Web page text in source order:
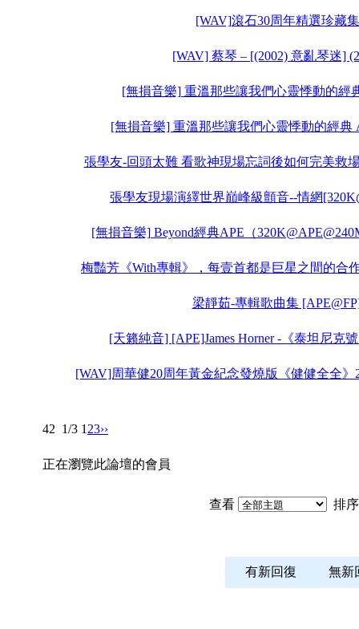
[WAV]滾石30周年精選珍藏集
[WAV] 蔡琴 – [(2002) 意亂琴迷]
[無損音樂] 重溫那些讓我們心靈悸動的經
[無損音樂] 重溫那些讓我們心靈悸動的經典
張學友-回頭太難 看歌神現場忘詞後如何完美救
張學友現場演繹世界巔峰級顫音--情網
[無損音樂] Beyond經典APE（
梅豔芳《With專輯》，每壹首都是巨星之間的合
梁靜茹-專輯歌曲集
[天籁純音] [APE]James Horner -《泰坦尼克
[WAV]周華健20周年黃金紀念發燒版《健健全全
42 1/3 1 23››
正在瀏覽此論壇的會員
查看 排
有新回復 無